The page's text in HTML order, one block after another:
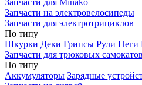
Запчасти для Minako
Запчасти на электровелосипеды
Запчасти для электротрициклов
По типу
Шкурки Деки Грипсы Рули Пеги
Запчасти для трюковых самокатов
По типу
Аккумуляторы Зарядные